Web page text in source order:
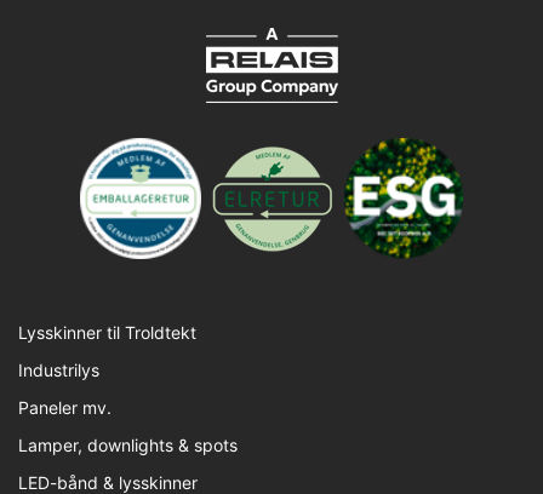
Lysskinner til Troldtekt
Industrilys
Paneler mv.
Lamper, downlights & spots
LED-bånd & lysskinner